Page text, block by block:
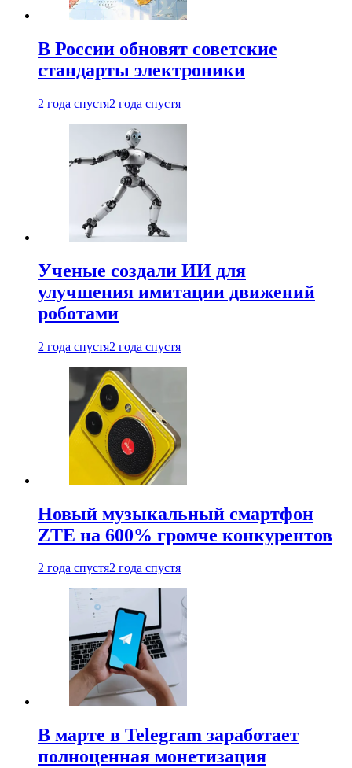
В России обновят советские
стандарты электроники
2 года спустя2 года спустя
Ученые создали ИИ для
улучшения имитации движений
роботами
2 года спустя2 года спустя
Новый музыкальный смартфон
ZTE на 600% громче конкурентов
2 года спустя2 года спустя
В марте в Telegram заработает
полноценная монетизация